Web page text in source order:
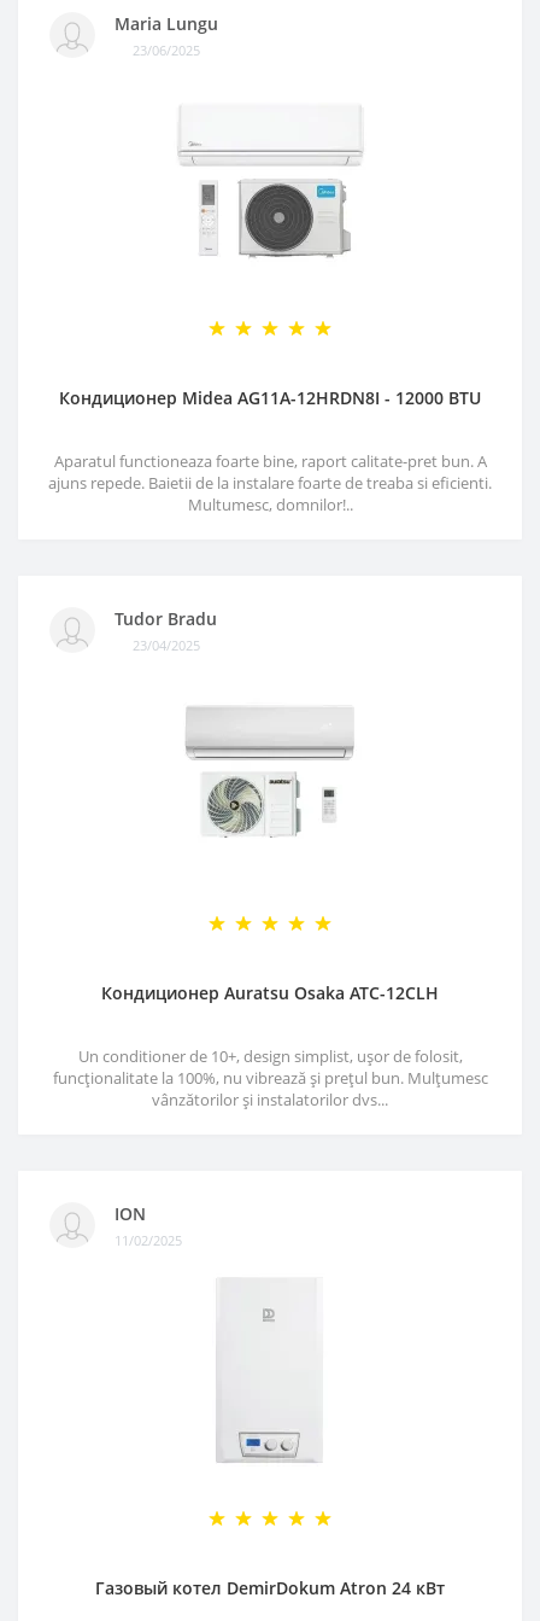
Maria Lungu
23/06/2025
Кондиционер Midea AG11A-12HRDN8I - 12000 BTU
Aparatul functioneaza foarte bine, raport calitate-pret bun. A
ajuns repede. Baietii de la instalare foarte de treaba si eficienti.
Multumesc, domnilor!..
Tudor Bradu
23/04/2025
Кондиционер Auratsu Osaka ATC-12CLH
Un conditioner de 10+, design simplist, ușor de folosit,
funcționalitate la 100%, nu vibrează și prețul bun. Mulțumesc
vânzătorilor și instalatorilor dvs...
ION
11/02/2025
Газовый котел DemirDokum Atron 24 кВт